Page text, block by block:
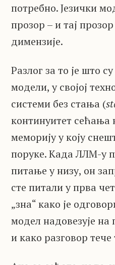
потребно. Језички
прозор – и тај
димензије.
Разлог за то је што
модели, у својој
системи без стања (
континуитет
меморију у коју
поруке. Када ЛЛМ-у
питање у низу, он
сте питали у прва
„зна“ како је
модел надовезује
и како разговор тече